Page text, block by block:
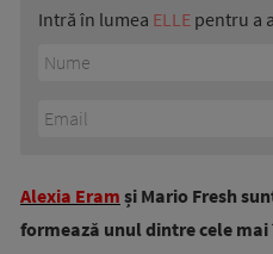
Intră în lumea ELLE pentru a
Alexia Eram și Mario Fresh
formează unul dintre cele